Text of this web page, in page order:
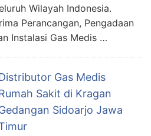
Wilayah Indonesia.
Perancangan, Pengadaan
Instalasi Gas Medis …
Gas Medis
Sakit di Kragan
Sidoarjo Jawa